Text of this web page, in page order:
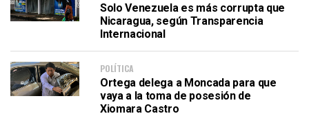
Solo Venezuela es más corrupta que
Nicaragua, según Transparencia
Internacional
POLÍTICA
Ortega delega a Moncada para que
vaya a la toma de posesión de
Xiomara Castro